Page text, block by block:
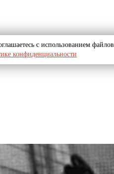
с использованием файлов
конфиденциальности